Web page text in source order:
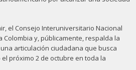
el Consejo Interuniversitario Nacional
Colombia y, públicamente, respalda la
articulación ciudadana que busca
próximo 2 de octubre en toda la